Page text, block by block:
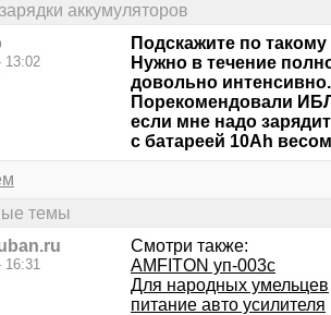
аккумуляторов
13:02
Подскажите по
Нужно в течение
довольно
Порекомендовали
если мне надо
с батареей 10Ah
темы
Смотри также:
AMFITON уп-003с
Для народных умельцев
питание авто усилителя